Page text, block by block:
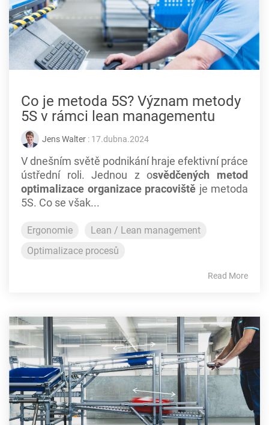
Co je metoda 5S? Význam metody
5S v rámci lean managementu
Jens Walter : 17.dubna.2024
V dnešním světě podnikání hraje efektivní práce
ústřední roli. Jednou z osvědčených metod
optimalizace organizace pracoviště je metoda
5S. Co se však...
Ergonomie
Lean / Lean management
Optimalizace procesů
Read More